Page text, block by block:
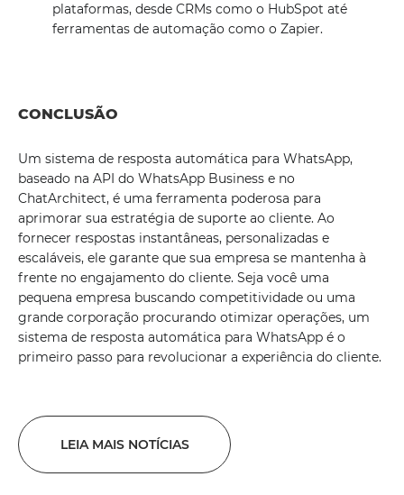
plataformas, desde CRMs como o HubSpot até
ferramentas de automação como o Zapier.
CONCLUSÃO
Um sistema de resposta automática para WhatsApp,
baseado na API do WhatsApp Business e no
ChatArchitect, é uma ferramenta poderosa para
aprimorar sua estratégia de suporte ao cliente. Ao
fornecer respostas instantâneas, personalizadas e
escaláveis, ele garante que sua empresa se mantenha à
frente no engajamento do cliente. Seja você uma
pequena empresa buscando competitividade ou uma
grande corporação procurando otimizar operações, um
sistema de resposta automática para WhatsApp é o
primeiro passo para revolucionar a experiência do cliente.
LEIA MAIS NOTÍCIAS